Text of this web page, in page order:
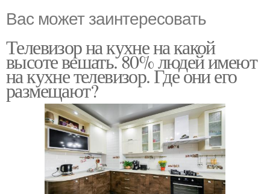
Вас может заинтересовать
Телевизор на кухне на какой
высоте вешать. 80% людей имеют
на кухне телевизор. Где они его
размещают?